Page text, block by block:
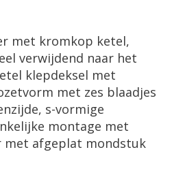
met kromkop ketel,
verwijdend naar het
klepdeksel met
met zes blaadjes
, s-vormige
montage met
met afgeplat mondstuk